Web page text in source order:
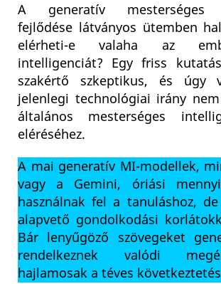
A generatív mesterséges
fejlődése látványos ütemben
elérheti-e valaha az
intelligenciát? Egy friss
szakértő szkeptikus, és úgy
jelenlegi technológiai irány
általános mesterséges
eléréséhez.
A mai generatív MI-modellek,
vagy a Gemini, óriási
használnak fel a tanuláshoz,
alapvető gondolkodási
Bár lenyűgöző szövegeket
rendelkeznek valódi
hajlamosak a téves